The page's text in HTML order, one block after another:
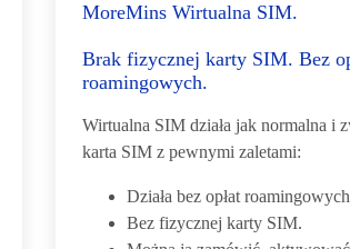
MoreMins Wirtualna SIM.
Brak fizycznej karty SIM. Bez
roamingowych.
Wirtualna SIM działa jak normalna i
karta SIM z pewnymi zaletami:
Działa bez opłat
Bez fizycznej karty SIM.